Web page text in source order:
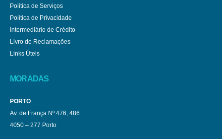
Política de Serviços
Política de Privacidade
Intermediário de Crédito
Livro de Reclamações
Links Úteis
MORADAS
PORTO
Av. de França Nº 476, 486
4050 – 277 Porto